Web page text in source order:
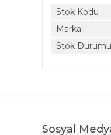
Stok Kodu
Marka
Stok Durumu
Sosyal